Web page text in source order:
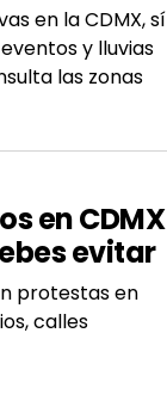
en la CDMX, sí
y lluvias
las zonas
en CDMX
evitar
protestas en
calles